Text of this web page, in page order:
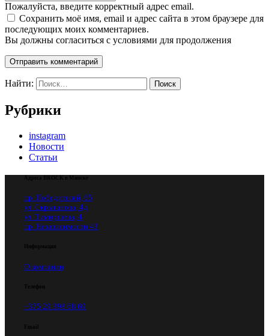
Пожалуйста, введите корректный адрес email.
Сохранить моё имя, email и адрес сайта в этом браузере для
последующих моих комментариев.
Вы должны согласиться с условиями для продолжения
Отправить комментарий
Найти:
Рубрики
instagram
Новости
Статьи
Адреса BROCK в Минске
пр. Победителей, 65
ул. Скрыганова, 4д
ул. Тимирязева, 4
пр. Независимости 43
Информация
О компании
Телефон
+375 29 398 68 69
Email